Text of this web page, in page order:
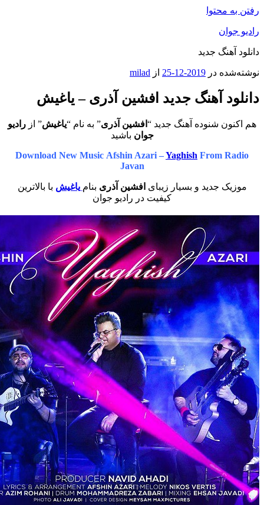
جدید
در 2019-12-25 ازmilad
آهنگ جدید افشین آذری – یاغیش
شنوده آهنگ جدید “افشین آذری” به نام “یاغیش” ازرادیو
باشید
Download New Music Afshin Azari –YaghishFrom
جدید و بسیار زیبایافشین آذریبنام یاغیشبا بالاترین
کیفیت در رادیو جوان